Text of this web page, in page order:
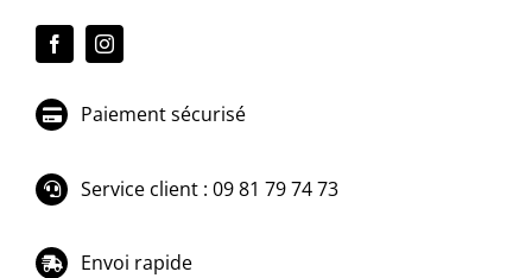
Paiement sécurisé
Service client : 09 81 79 74 73
Envoi rapide